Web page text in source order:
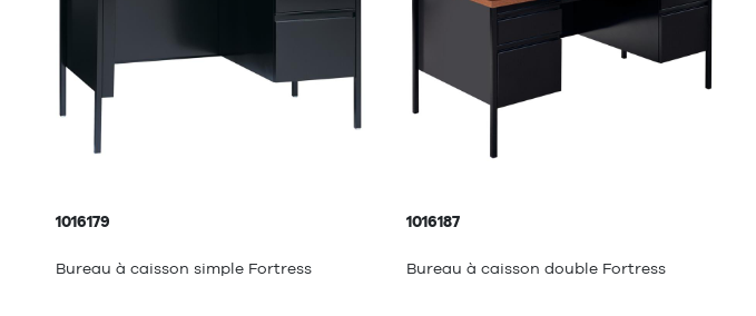
1016179
Bureau à caisson simple Fortress
1016187
Bureau à caisson double Fortress